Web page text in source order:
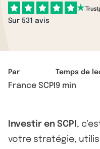
Sur 531 avis
Par
France SCPI
Temps de
9 min
Investir en SCPI ,
votre stratégie,